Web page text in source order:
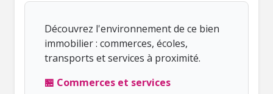
Découvrez l'environnement de ce bien
immobilier : commerces, écoles,
transports et services à proximité.
🏪 Commerces et services